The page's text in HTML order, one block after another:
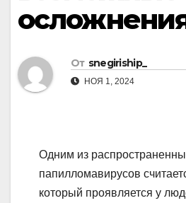
От snegiriship_
НОЯ 1, 2024
Одним из
папилломавирусов
который проявляется у